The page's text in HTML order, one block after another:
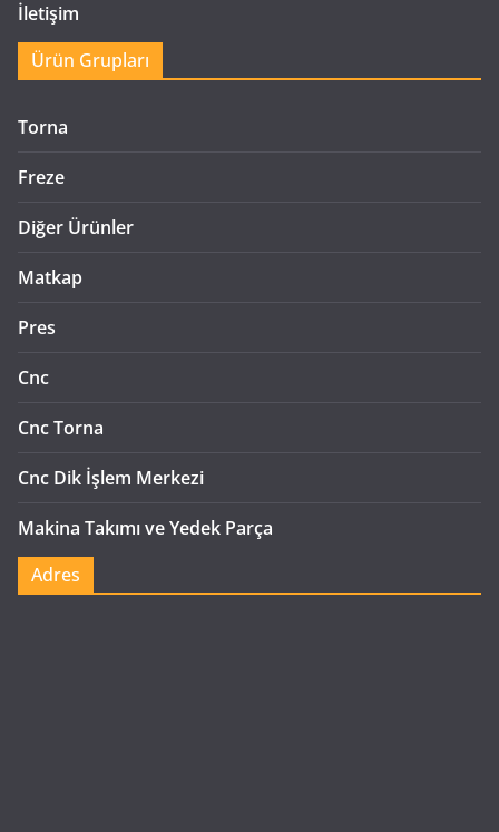
İletişim
Ürün Grupları
Torna
Freze
Diğer Ürünler
Matkap
Pres
Cnc
Cnc Torna
Cnc Dik İşlem Merkezi
Makina Takımı ve Yedek Parça
Adres